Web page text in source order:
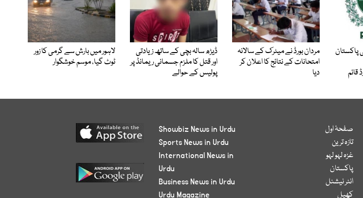
پاکستان
قائم
مردان بورڈ نے میٹرک کے سالانہ
امتحانات کے نتائج کا اعلان کر
دیا
ڈیڑھ سالہ بچی کے ساتھ زیادتی
اور قتل کا ملزم جسمانی ریمانڈ پر
پولیس کے حوالے
لاہور میں بارش سے گرمی کا زور
ٹوٹ گیا، موسم خوشگوار
صفحۂ اول
تازہ ترین
غزہ لہو لہو
پاکستان
انٹر نیشنل
کھیل
Showbiz News in Urdu
Sports News in Urdu
International News in
Urdu
Business News in Urdu
Urdu Magazine